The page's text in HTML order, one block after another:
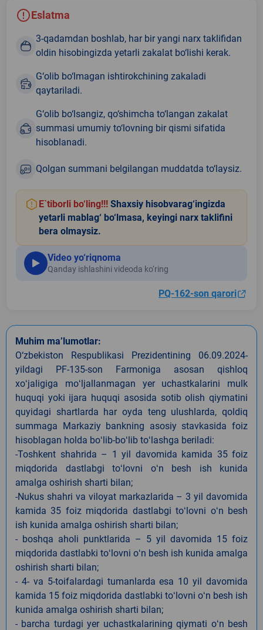
Eslatma
3-qadamdan boshlab, har bir yangi narx taklifidan
oldin hisobingizda yetarli zakalat bo‘lishi kerak.
G‘olib bo‘lmagan ishtirokchining zakaladi
qaytariladi.
G‘olib bo‘lsangiz, qo‘shimcha to‘langan zakalat
summasi umumiy to‘lovning bir qismi sifatida
hisoblanadi.
Qolgan summani belgilangan muddatda to‘laysiz.
E`tiborli bo‘ling!!! Shaxsiy hisobvarag‘ingizda
yetarli mablag‘ bo‘lmasa, keyingi narx taklifini
bera olmaysiz.
Video yo‘riqnoma
Qanday ishlashini videoda ko‘ring
PQ-162-son qarori
Muhim ma’lumotlar:
O‘zbekiston Respublikasi Prezidentining 06.09.2024-
yildagi PF-135-son Farmoniga asosan qishloq
xoʻjaligiga moʻljallanmagan yer uchastkalarini mulk
huquqi yoki ijara huquqi asosida sotib olish qiymatini
quyidagi shartlarda har oyda teng ulushlarda, qoldiq
summaga Markaziy bankning asosiy stavkasida foiz
hisoblagan holda boʻlib-boʻlib toʻlashga beriladi:
-Toshkent shahrida – 1 yil davomida kamida 35 foiz
miqdorida dastlabgi toʻlovni oʻn besh ish kunida
amalga oshirish sharti bilan;
-Nukus shahri va viloyat markazlarida – 3 yil davomida
kamida 35 foiz miqdorida dastlabgi toʻlovni oʻn besh
ish kunida amalga oshirish sharti bilan;
- boshqa aholi punktlarida – 5 yil davomida 15 foiz
miqdorida dastlabki toʻlovni oʻn besh ish kunida amalga
oshirish sharti bilan;
- 4- va 5-toifalardagi tumanlarda esa 10 yil davomida
kamida 15 foiz miqdorida dastlabki toʻlovni oʻn besh ish
kunida amalga oshirish sharti bilan;
- barcha turdagi yer uchastkalarining qiymati oʻn besh